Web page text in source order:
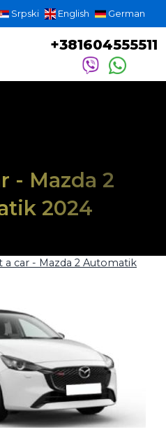
Srpski English German
+381604555511
- Mazda 2
2024
a car - Mazda 2 Automatik